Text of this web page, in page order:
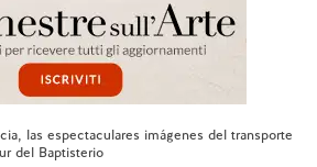
las espectaculares imágenes del transporte
del Baptisterio